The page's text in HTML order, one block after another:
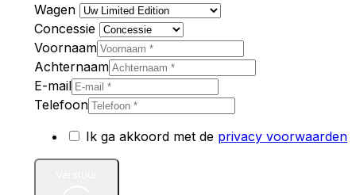
Wagen
Concessie
Voornaam
Achternaam
E-mail
Telefoon
Ik ga akkoord met de privacy voorwaarden